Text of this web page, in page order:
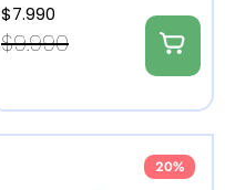
$9.990
$7.990
20%